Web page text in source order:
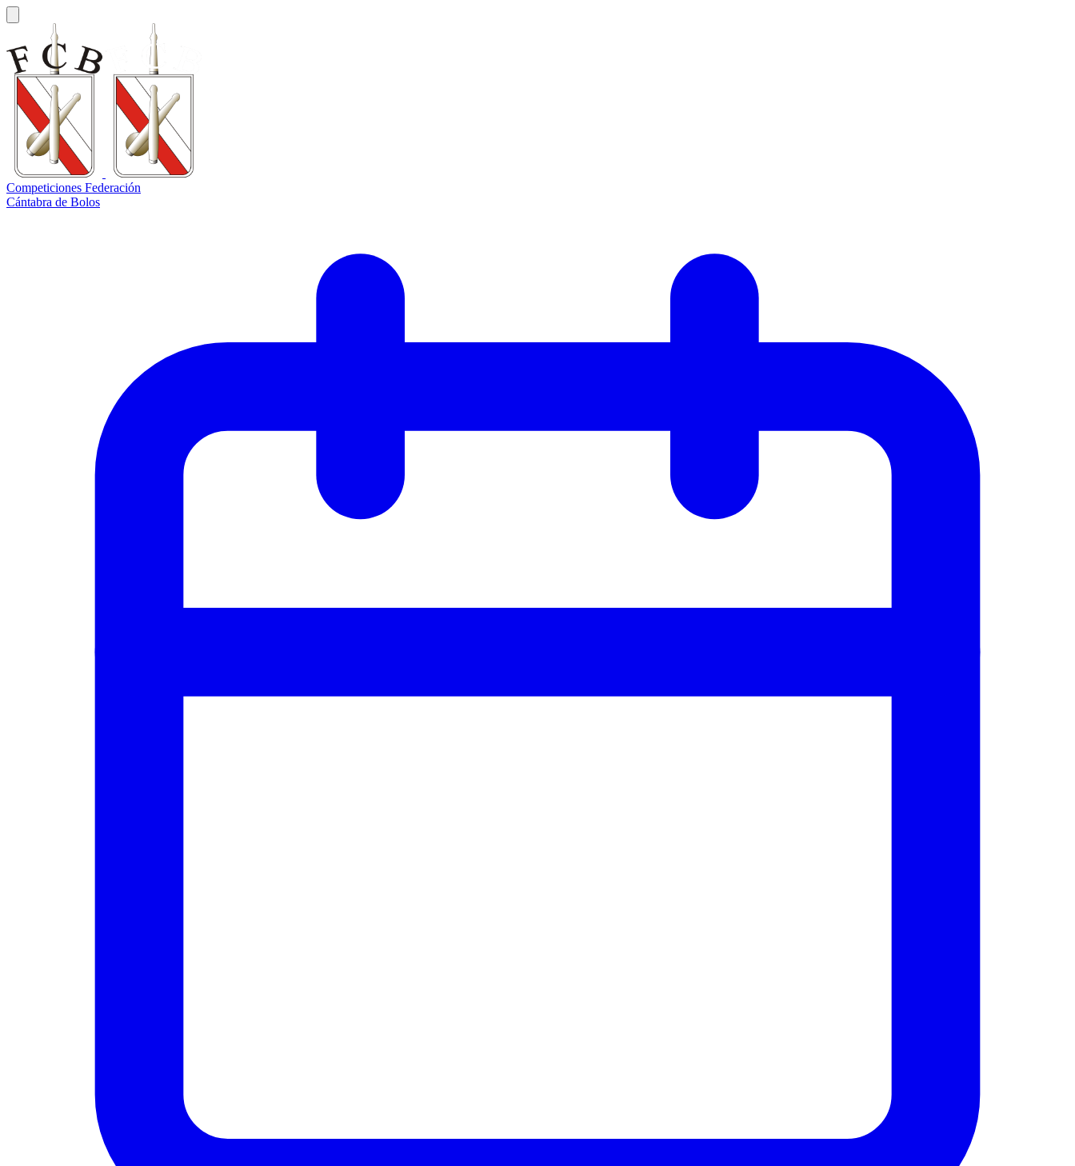
Competiciones Federación
Cántabra de Bolos